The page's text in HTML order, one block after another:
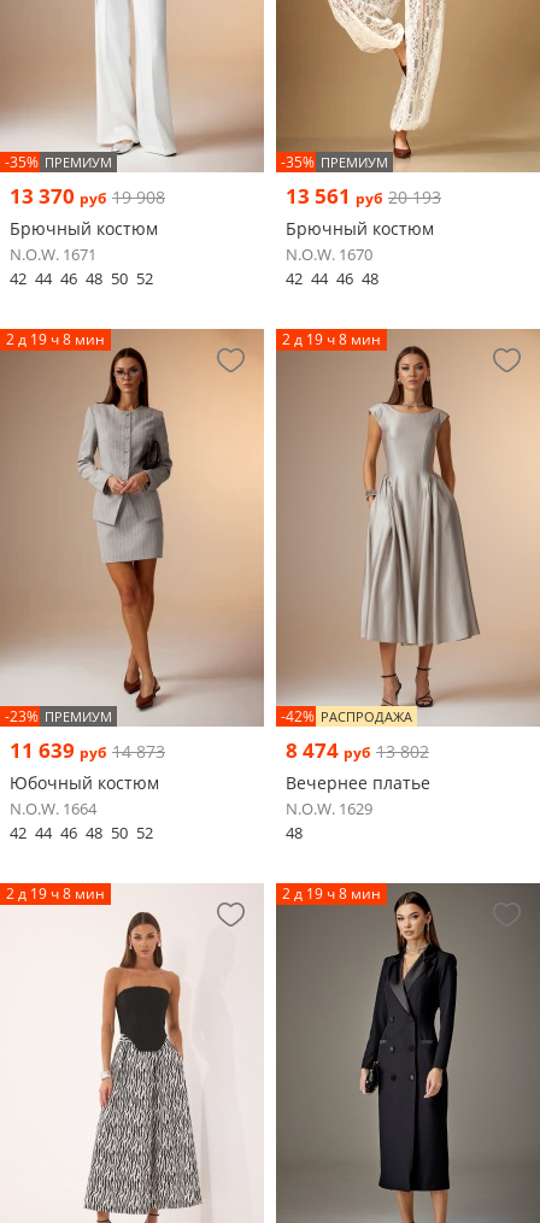
-35% ПРЕМИУМ
13 370 руб 19 908
Брючный костюм
N.O.W. 1671
42 44 46 48 50 52
-35% ПРЕМИУМ
13 561 руб 20 193
Брючный костюм
N.O.W. 1670
42 44 46 48
2 д 19 ч 8 мин
-23% ПРЕМИУМ
11 639 руб 14 873
Юбочный костюм
N.O.W. 1664
42 44 46 48 50 52
2 д 19 ч 8 мин
-42% РАСПРОДАЖА
8 474 руб 13 802
Вечернее платье
N.O.W. 1629
48
2 д 19 ч 8 мин 2 д 19 ч 8 мин